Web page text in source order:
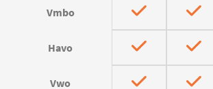
Vmbo
Havo
Vwo